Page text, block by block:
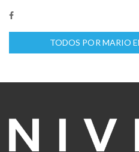
TODOS POR MARIO